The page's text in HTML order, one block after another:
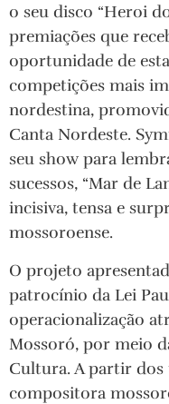
o seu disco “Heroi
premiações que
oportunidade de
competições mais
nordestina,
Canta Nordeste.
seu show para
sucessos, “Mar de
incisiva, tensa e
mossoroense.
O projeto
patrocínio da Lei
operacionalização
Mossoró, por meio
Cultura. A partir dos
compositora